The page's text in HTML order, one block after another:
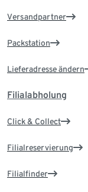
Versandpartner
Packstation
Lieferadresse ändern
Filialabholung
Click & Collect
Filialreservierung
Filialfinder